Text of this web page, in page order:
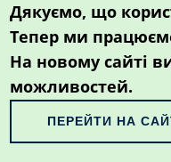
Дякуємо, що
Тепер ми
На новому сайті
можливостей.
ПЕРЕЙТИ НА